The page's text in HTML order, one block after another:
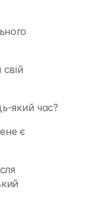
який час?
є